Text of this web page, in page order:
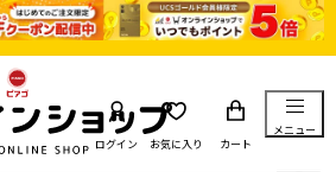
ログイン お気に入り カート
メニュー